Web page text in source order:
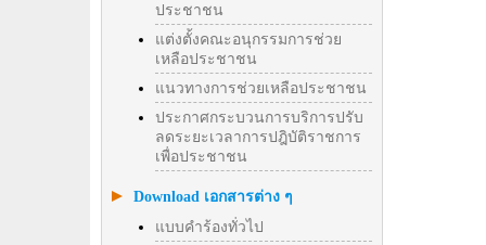
ประชาชน
แต่งตั้งคณะอนุกรรมการช่วย
เหลือประชาชน
แนวทางการช่วยเหลือประชาชน
ประกาศกระบวนการบริการปรับ
ลดระยะเวลาการปฎิบัติราชการ
เพื่อประชาชน
Download เอกสารต่าง ๆ
แบบคำร้องทั่วไป